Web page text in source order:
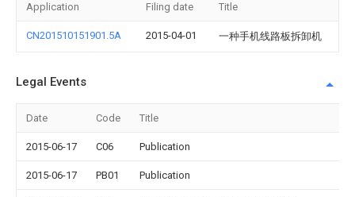
Application Filing date Title
CN201510151901.5A 2015-04-01 一种手机线路板拆卸机
Legal Events
Date Code Title
2015-06-17 C06 Publication
2015-06-17 PB01 Publication